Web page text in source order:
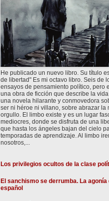
He publicado un nuevo libro. Su título
de libertad" Es mi octavo libro. Seis de
ensayos de pensamiento político, pero
una obra de ficción que describe la
una novela hilarante y conmovedora
ser ni héroe ni villano, sobre abrazar la
orgullo. El limbo existe y es un lugar
mediocres, donde se disfruta de una
que hasta los ángeles bajan del cielo
temporadas de aprendizaje. Al limbo
nosotros,...
Los privilegios ocultos de la clase
El sanchismo se derrumba. La
español